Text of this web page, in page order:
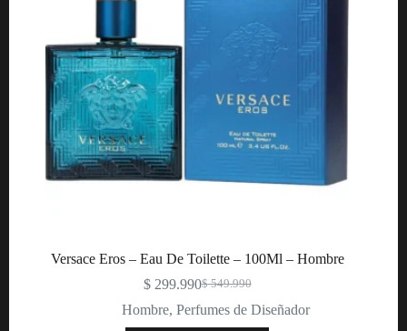
Versace Eros – Eau De Toilette – 100Ml – Hombre
$549.990
Original
price
$299.990Current
price
Hombre, Perfumes de Diseñador